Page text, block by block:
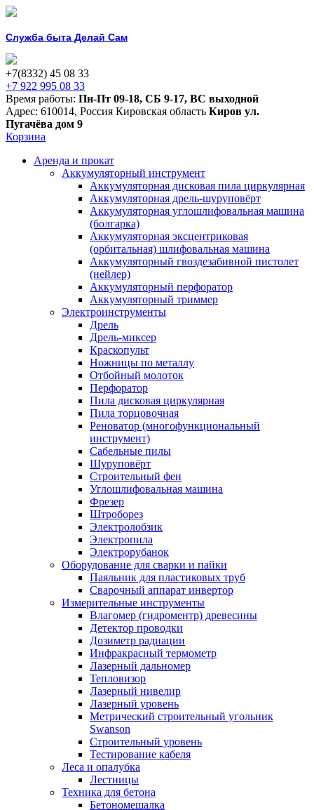
Служба быта Делай Сам
+7(8332) 45 08 33
+7 922 995 08 33
Время работы: Пн-Пт 09-18, СБ 9-17, ВС выходной
Адрес: 610014, Россия Кировская область Киров ул.
Пугачёва дом 9
Корзина
Аренда и прокат
Аккумуляторный инструмент
Аккумуляторная дисковая пила циркулярная
Аккумуляторная дрель-шуруповёрт
Аккумуляторная углошлифовальная машина
(болгарка)
Аккумуляторная эксцентриковая
(орбитальная) шлифовальная машина
Аккумуляторный гвоздезабивной пистолет
(нейлер)
Аккумуляторный перфоратор
Аккумуляторный триммер
Электроинструменты
Дрель
Дрель-миксер
Краскопульт
Ножницы по металлу
Отбойный молоток
Перфоратор
Пила дисковая циркулярная
Пила торцовочная
Реноватор (многофункциональный
инструмент)
Сабельные пилы
Шуруповёрт
Строительный фен
Углошлифовальная машина
Фрезер
Штроборез
Электролобзик
Электропила
Электрорубанок
Оборудование для сварки и пайки
Паяльник для пластиковых труб
Сварочный аппарат инвертор
Измерительные инструменты
Влагомер (гидроментр) древесины
Детектор проводки
Дозиметр радиации
Инфракрасный термометр
Лазерный дальномер
Тепловизор
Лазерный нивелир
Лазерный уровень
Метрический строительный угольник
Swanson
Строительный уровень
Тестирование кабеля
Леса и опалубка
Лестницы
Техника для бетона
Бетономешалка